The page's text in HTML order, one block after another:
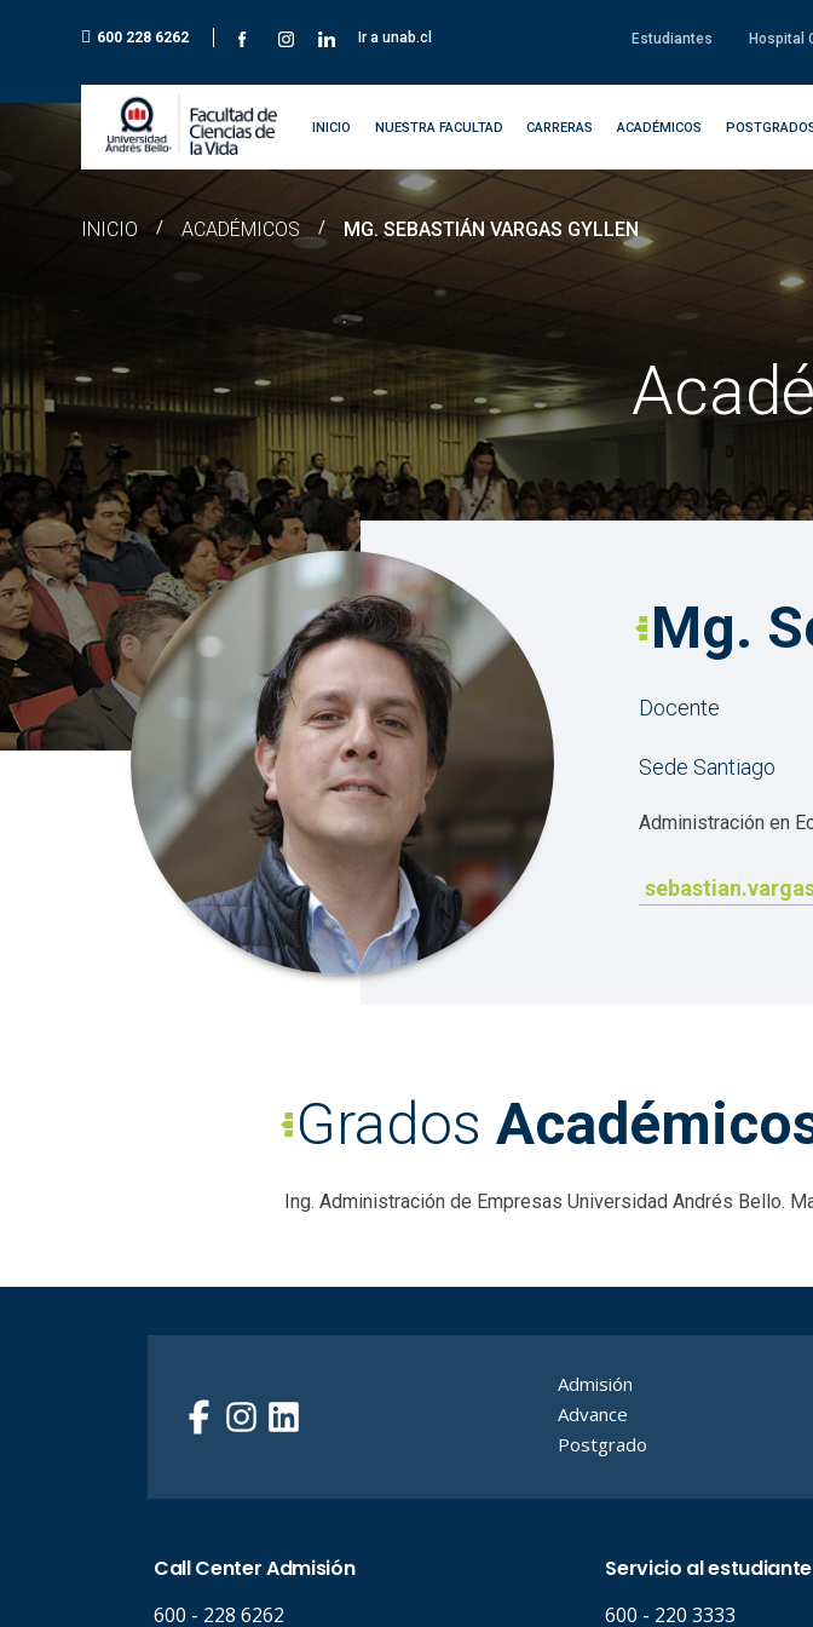
600 228 6262 Ir a unab.cl Estudiantes Hospital
INICIO NUESTRA FACULTAD CARRERAS ACADÉMICOS
INICIO / ACADÉMICOS / MG. SEBASTIÁN VARGAS GYLLEN
Mg.
Docente
Sede Santiago
Administración en
Grados
Ing. Administración de Empresas Universidad Andrés Bello.